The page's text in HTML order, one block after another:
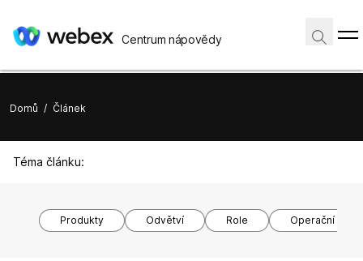
Centrum nápovědy
Domů / Článek
Téma článku:
Produkty Odvětví Role Operační